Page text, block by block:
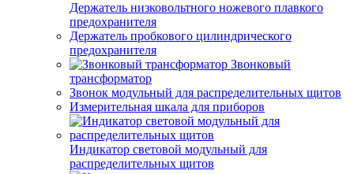
Держатель низковольтного ножевого плавкого
предохранителя
Держатель пробкового цилиндрического
предохранителя
Звонковый
трансформатор
Звонок модульный для распределительных щитов
Измерительная шкала для приборов
Индикатор световой модульный для
распределительных щитов